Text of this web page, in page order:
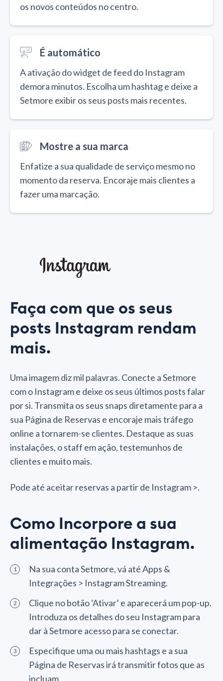
os novos conteúdos no centro.
É automático
A ativação do widget de feed do Instagram
demora minutos. Escolha um hashtag e deixe a
Setmore exibir os seus posts mais recentes.
Mostre a sua marca
Enfatize a sua qualidade de serviço mesmo no
momento da reserva. Encoraje mais clientes a
fazer uma marcação.
Faça com que os seus
posts Instagram rendam
mais.
Uma imagem diz mil palavras. Conecte a Setmore
com o Instagram e deixe os seus últimos posts falar
por si. Transmita os seus snaps diretamente para a
sua Página de Reservas e encoraje mais tráfego
online a tornarem-se clientes. Destaque as suas
instalações, o staff em ação, testemunhos de
clientes e muito mais.
Pode até aceitar reservas a partir de Instagram >.
Como Incorpore a sua
alimentação Instagram.
Na sua conta Setmore, vá até Apps &
Integrações > Instagram Streaming.
Clique no botão ‘Ativar’ e aparecerá um pop-up.
Introduza os detalhes do seu Instagram para
dar à Setmore acesso para se conectar.
Especifique uma ou mais hashtags e a sua
Página de Reservas irá transmitir fotos que as
incluam.